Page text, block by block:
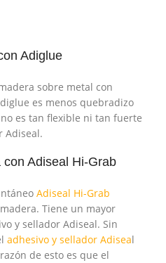
Adiglue
sobre metal con
es menos quebradizo
es tan flexible ni tan fuerte
Adiseal.
Adiseal Hi-Grab
Adiseal Hi-Grab
Tiene un mayor
y sellador Adiseal. Sin
adhesivo y sellador Adiseal
de esto es que el